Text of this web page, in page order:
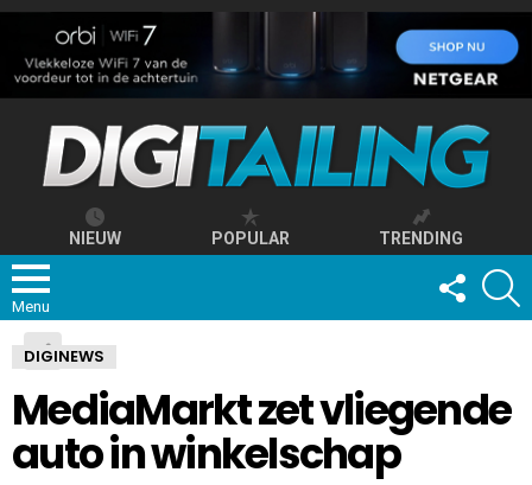
NIEUW POPULAR TRENDING
Menu
FOLLOW
US
DIGINEWS
MediaMarkt zet vliegende
auto in winkelschap